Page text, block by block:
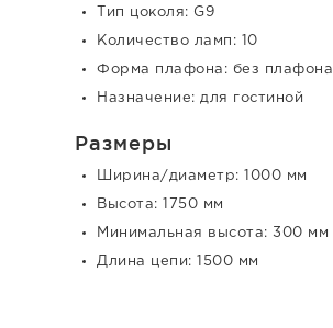
Тип цоколя: G9
Количество ламп: 10
Форма плафона: без плафона
Назначение: для гостиной
Размеры
Ширина/диаметр: 1000 мм
Высота: 1750 мм
Минимальная высота: 300 мм
Длина цепи: 1500 мм